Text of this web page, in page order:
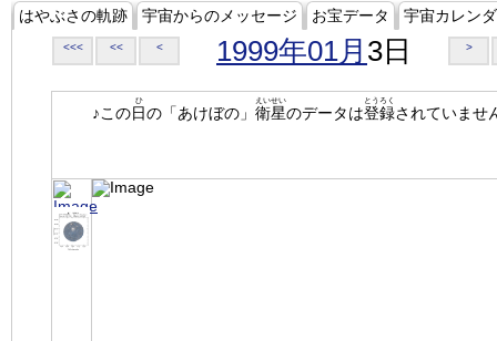
はやぶさの軌跡 宇宙からのメッセージ お宝データ 宇宙カレン
<<< << < 1999年01月 3日 >
♪この日
ひ
の「あけぼの」 衛星
えいせい
のデータは登録
とうろく
されていませ